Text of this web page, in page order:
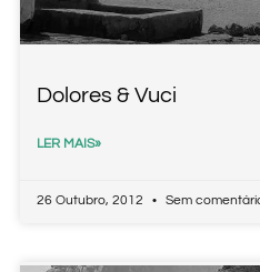
Dolores & Vuci
LER MAIS»
26 Outubro, 2012 Sem